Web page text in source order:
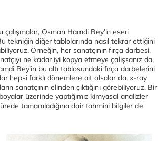
çalışmalar, Osman Hamdi Bey’in eseri
tekniğin diğer tablolarında nasıl tekrar ettiğini
Örneğin, her sanatçının fırça darbesi,
ne kadar iyi kopya etmeye çalışsanız da,
Bey’in bu altı tablosundaki fırça darbelerini
hepsi farklı dönemlere ait olsalar da, x-ray
sanatçının elinden çıktığını görebiliyoruz. Bir
üzerinde yaptığımız kimyasal analizler
tamamladığına dair tahmini bilgiler de